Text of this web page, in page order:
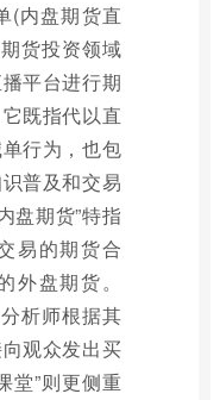
(内盘期货直
货投资领域
平台进行期
既指代以直
行为，也包
普及和交易
盘期货”特指
易的期货合
外盘期货。
析师根据其
观众发出买
堂”则更侧重